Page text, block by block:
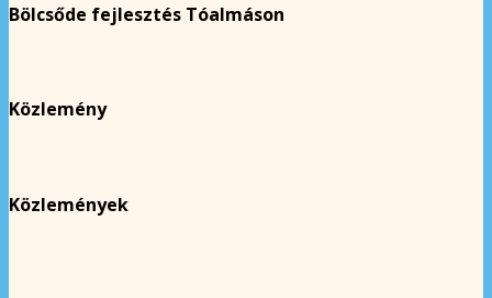
Bölcsőde fejlesztés Tóalmáson
Közlemény
Közlemények